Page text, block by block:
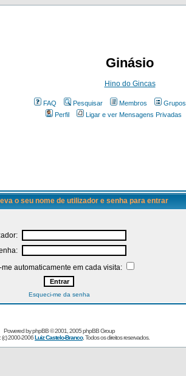
Ginásio
Hino do Gincas
FAQ Pesquisar Membros Grupos
Perfil
Ligar e ver Mensagens Privadas
o seu nome de utilizador e senha para entrar
me automaticamente em cada visita:
Esqueci-me da senha
Powered byphpBB© 2001, 2005 phpBB Group
(c) 2000-2006Luiz Castelo-Branco, Todos os direitos reservados.